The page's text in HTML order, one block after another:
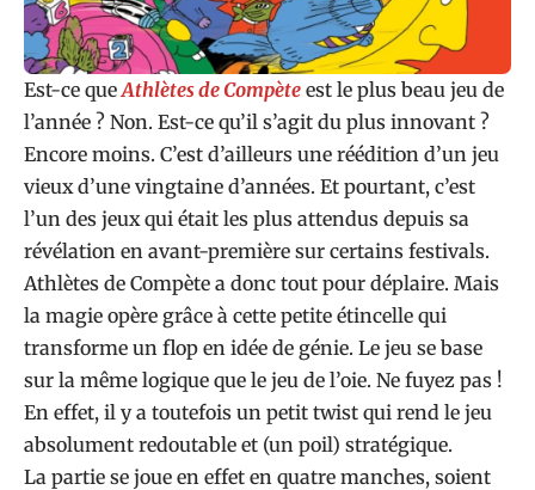
Est-ce que Athlètes de Compète est le plus beau jeu de
l’année ? Non. Est-ce qu’il s’agit du plus innovant ?
Encore moins. C’est d’ailleurs une réédition d’un jeu
vieux d’une vingtaine d’années. Et pourtant, c’est
l’un des jeux qui était les plus attendus depuis sa
révélation en avant-première sur certains festivals.
Athlètes de Compète a donc tout pour déplaire. Mais
la magie opère grâce à cette petite étincelle qui
transforme un flop en idée de génie. Le jeu se base
sur la même logique que le jeu de l’oie. Ne fuyez pas !
En effet, il y a toutefois un petit twist qui rend le jeu
absolument redoutable et (un poil) stratégique.
La partie se joue en effet en quatre manches, soient